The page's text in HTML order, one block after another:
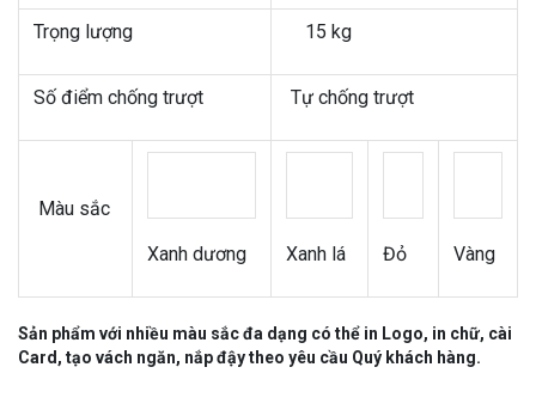
Trọng lượng 15 kg
Số điểm chống trượt Tự chống trượt
Màu sắc
Xanh dương
Xanh lá Đỏ Vàng
Sản phẩm với nhiều màu sắc đa dạng có thể in Logo, in chữ, cài
Card, tạo vách ngăn, nắp đậy theo yêu cầu Quý khách hàng.